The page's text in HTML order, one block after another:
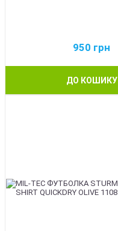
950 грн
ДО КОШИКУ